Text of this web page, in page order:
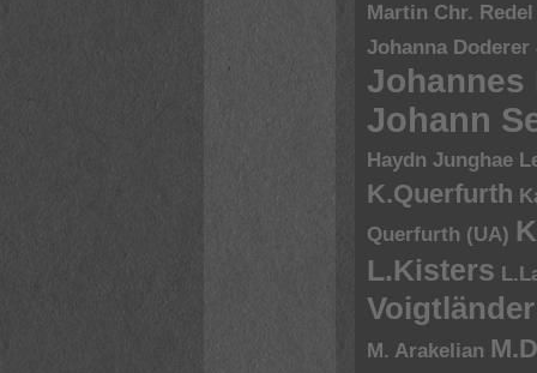
Martin Chr. Redel
Johanna Doderer
Johannes
Johann
Haydn Junghae
K.Querfurth
Querfurth (UA)
L.Kisters
Voigtländer
M. Arakelian